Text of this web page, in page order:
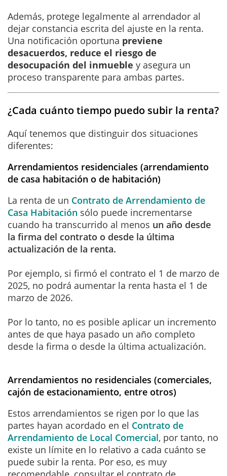
Además, protege legalmente al arrendador al
dejar constancia escrita del ajuste en la renta.
Una notificación oportuna previene
desacuerdos, reduce el riesgo de
desocupación del inmueble y asegura un
proceso transparente para ambas partes.
¿Cada cuánto tiempo puedo subir la renta?
Aquí tenemos que distinguir dos situaciones
diferentes:
Arrendamientos residenciales (arrendamiento
de casa habitación o de habitación)
La renta de un Contrato de Arrendamiento de
Casa Habitación sólo puede incrementarse
cuando ha transcurrido al menos un año desde
la firma del contrato o desde la última
actualización de la renta.
Por ejemplo, si firmó el contrato el 1 de marzo de
2025, no podrá aumentar la renta hasta el 1 de
marzo de 2026.
Por lo tanto, no es posible aplicar un incremento
antes de que haya pasado un año completo
desde la firma o desde la última actualización.
Arrendamientos no residenciales (comerciales,
cajón de estacionamiento, entre otros)
Estos arrendamientos se rigen por lo que las
partes hayan acordado en el Contrato de
Arrendamiento de Local Comercial, por tanto, no
existe un límite en lo relativo a cada cuánto se
puede subir la renta. Por eso, es muy